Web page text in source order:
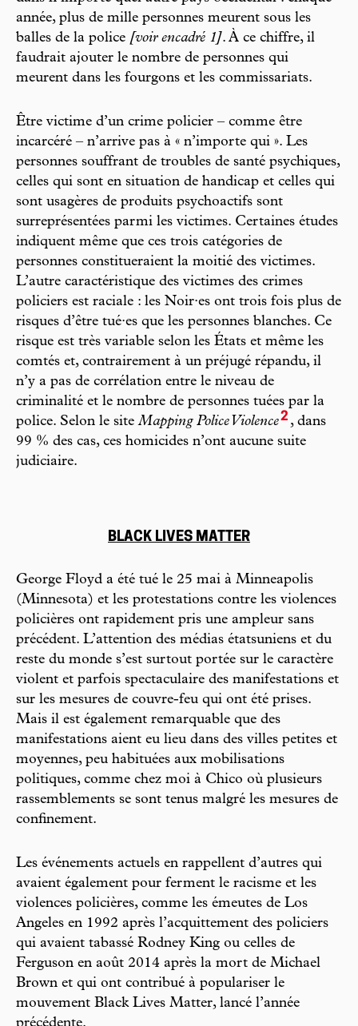
année, plus de mille personnes meurent sous les
balles de la police [voir encadré 1]. À ce chiffre, il
faudrait ajouter le nombre de personnes qui
meurent dans les fourgons et les commissariats.
Être victime d’un crime policier – comme être
incarcéré – n’arrive pas à « n’importe qui ». Les
personnes souffrant de troubles de santé psychiques,
celles qui sont en situation de handicap et celles qui
sont usagères de produits psychoactifs sont
surreprésentées parmi les victimes. Certaines études
indiquent même que ces trois catégories de
personnes constitueraient la moitié des victimes.
L’autre caractéristique des victimes des crimes
policiers est raciale : les Noir·es ont trois fois plus de
risques d’être tué·es que les personnes blanches. Ce
risque est très variable selon les États et même les
comtés et, contrairement à un préjugé répandu, il
n’y a pas de corrélation entre le niveau de
criminalité et le nombre de personnes tuées par la
police. Selon le siteMapping Police Violence2 , dans
99 % des cas, ces homicides n’ont aucune suite
judiciaire.
BLACK LIVES MATTER
George Floyd a été tué le 25 mai à Minneapolis
(Minnesota) et les protestations contre les violences
policières ont rapidement pris une ampleur sans
précédent. L’attention des médias étatsuniens et du
reste du monde s’est surtout portée sur le caractère
violent et parfois spectaculaire des manifestations et
sur les mesures de couvre-feu qui ont été prises.
Mais il est également remarquable que des
manifestations aient eu lieu dans des villes petites et
moyennes, peu habituées aux mobilisations
politiques, comme chez moi à Chico où plusieurs
rassemblements se sont tenus malgré les mesures de
confinement.
Les événements actuels en rappellent d’autres qui
avaient également pour ferment le racisme et les
violences policières, comme les émeutes de Los
Angeles en 1992 après l’acquittement des policiers
qui avaient tabassé Rodney King ou celles de
Ferguson en août 2014 après la mort de Michael
Brown et qui ont contribué à populariser le
mouvement Black Lives Matter, lancé l’année